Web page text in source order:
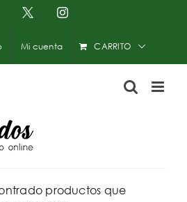
Facebook
X
Instagram
Mi cuenta CARRITO
productos que